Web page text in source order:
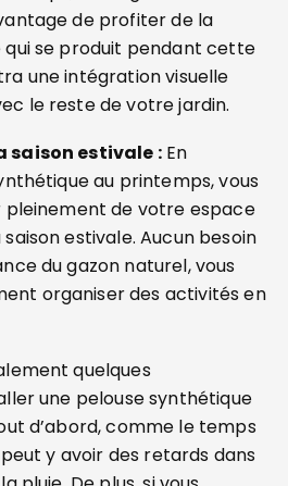
de profiter de la
se produit pendant cette
une intégration visuelle
le reste de votre jardin.
saison estivale :En
au printemps, vous
de votre espace
estivale. Aucun besoin
du gazon naturel, vous
organiser des activités en
quelques
une pelouse synthétique
d’abord, comme le temps
y avoir des retards dans